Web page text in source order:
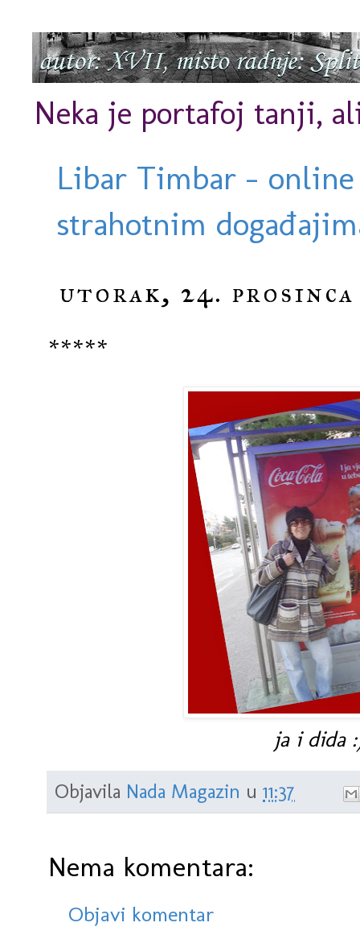
Neka je portafoj tanji,
Libar Timbar -
strahotnim
utorak, 24. prosinca
*****
ja i dida
Objavila Nada Magazin u 11:37
Nema komentara:
Objavi komentar